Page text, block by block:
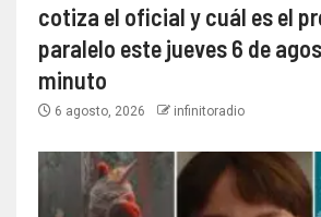
cotiza el oficial y cuál es el
paralelo este jueves 6 de
minuto
6 agosto, 2026 infinitoradio